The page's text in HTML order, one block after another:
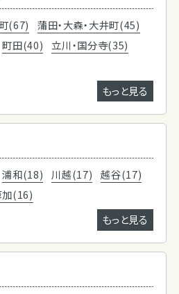
(67)
蒲田・大森・大井町(45)
町田(40)
立川・国分寺(35)
もっと見る
浦和(18) 川越(17)
越谷(17)
加(16)
もっと見る